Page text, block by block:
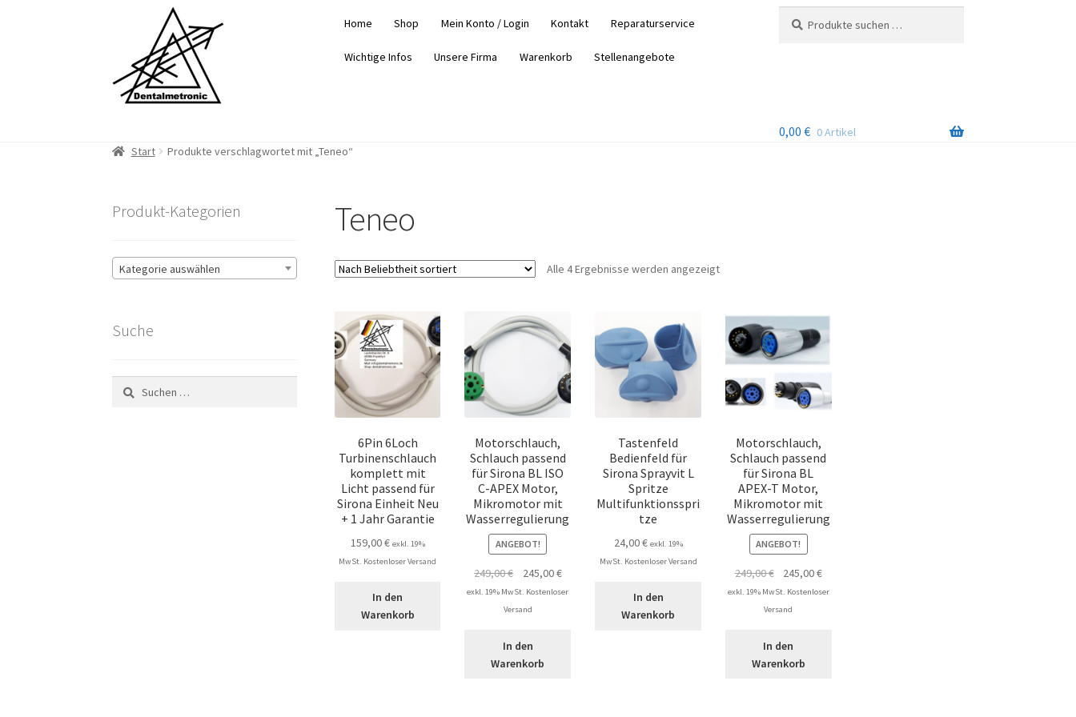
Navigation
springen
springen
Home Shop Mein Konto / Login Kontakt Reparaturservice
Wichtige Infos Unsere Firma Warenkorb Stellenangebote
nach:
0,00 € 0 Artikel
Start
Produkte verschlagwortet mit „Teneo“
Teneo
Alle 4 Ergebnisse werden angezeigtNach
6Pin 6Loch
Turbinenschlauch
komplett mit
Licht passend für
Sirona Einheit Neu
+ 1 Jahr Garantie
159,00€ exkl. 19%
MwSt. Kostenloser Versand
In den
Warenkorb
Motorschlauch,
Schlauch passend
für Sirona BL ISO
C-APEX Motor,
Mikromotor mit
Wasserregulierung
ANGEBOT!
249,00€
Ursprünglicher
Preis
war:
245,00€Aktueller
Preis
exkl. 19% MwSt. Kostenloser
Versand
In den
Warenkorb
Tastenfeld
Bedienfeld für
Sirona Sprayvit L
Spritze
Multifunktionsspri
tze
24,00€ exkl. 19%
MwSt. Kostenloser Versand
In den
Warenkorb
Motorschlauch,
Schlauch passend
für Sirona BL
APEX-T Motor,
Mikromotor mit
Wasserregulierung
ANGEBOT!
249,00€
Ursprünglicher
Preis
war:
245,00€Aktueller
Preis
exkl. 19% MwSt. Kostenloser
Versand
In den
Warenkorb
Produkt-Kategorien
Kategorie auswählen
Suche
Suchen
nach: